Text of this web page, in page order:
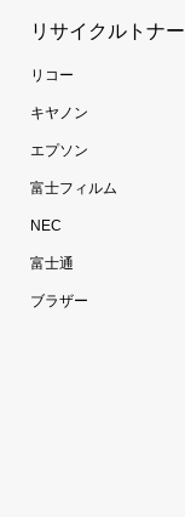
リサイクルトナー
リコー
キヤノン
エプソン
富士フィルム
NEC
富士通
ブラザー